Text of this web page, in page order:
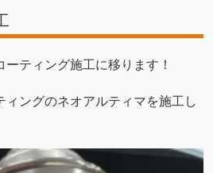
ティング施工に移ります！
ィングのネオアルティマを施工し